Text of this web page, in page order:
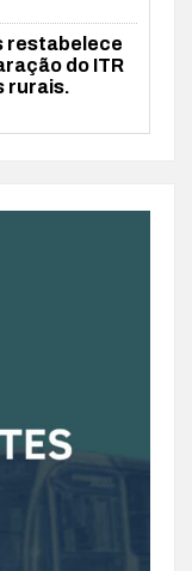
restabelece
do ITR
rurais.